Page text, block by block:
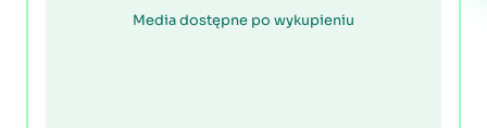
Media dostępne po wykupieniu